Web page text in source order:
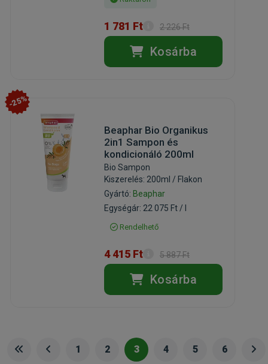
1 781 Ft 2 226 Ft
Kosárba
-25%
Beaphar Bio Organikus
2in1 Sampon és
kondicionáló 200ml
Bio Sampon
Kiszerelés: 200ml / Flakon
Gyártó: Beaphar
Egységár: 22 075 Ft / l
Rendelhető
4 415 Ft 5 887 Ft
Kosárba
1 2 3 4 5 6